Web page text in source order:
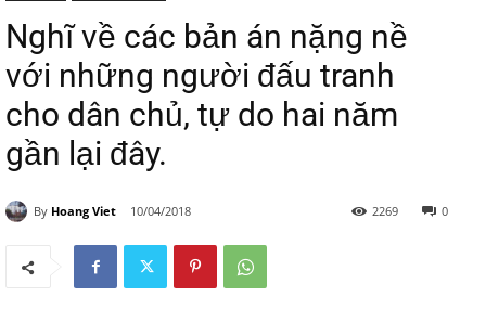
Nghĩ về các bản án nặng nề
với những người đấu tranh
cho dân chủ, tự do hai năm
gần lại đây.
By Hoang Viet 10/04/2018 0
2269